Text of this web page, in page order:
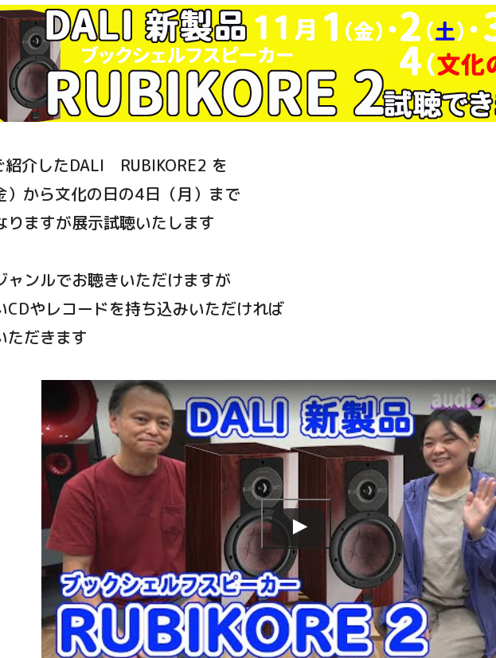
紹介したDALI RUBIKORE2 を
から文化の日の4日（月）まで
りますが展示試聴いたします
ャンルでお聴きいただけますが
CDやレコードを持ち込みいただければ
ただきます